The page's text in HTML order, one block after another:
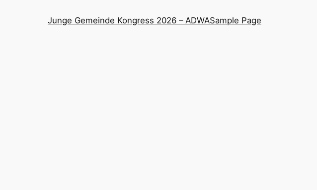
Junge Gemeinde Kongress 2026 – ADWASample Page